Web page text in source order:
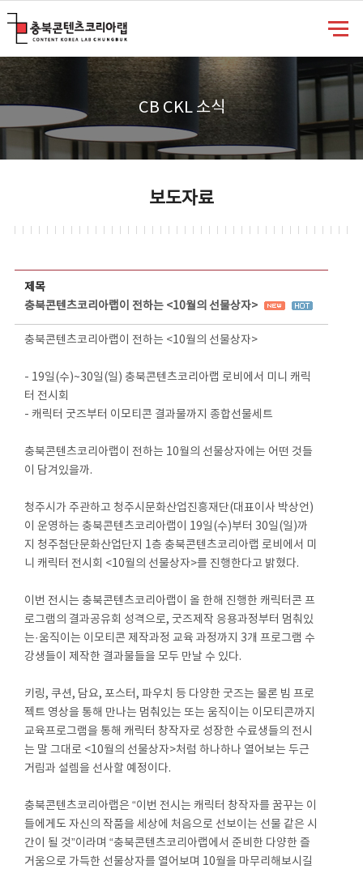
CB CKL 소식
보도자료
제목
충북콘텐츠코리아랩이 전하는 <10월의 선물상자>
충북콘텐츠코리아랩이 전하는 <10월의 선물상자>
- 19일(수)~30일(일) 충북콘텐츠코리아랩 로비에서 미니 캐릭
터 전시회
- 캐릭터 굿즈부터 이모티콘 결과물까지 종합선물세트
충북콘텐츠코리아랩이 전하는 10월의 선물상자에는 어떤 것들
이 담겨있을까.
청주시가 주관하고 청주시문화산업진흥재단(대표이사 박상언)
이 운영하는 충북콘텐츠코리아랩이 19일(수)부터 30일(일)까
지 청주첨단문화산업단지 1층 충북콘텐츠코리아랩 로비에서 미
니 캐릭터 전시회 <10월의 선물상자>를 진행한다고 밝혔다.
이번 전시는 충북콘텐츠코리아랩이 올 한해 진행한 캐릭터콘 프
로그램의 결과공유회 성격으로, 굿즈제작 응용과정부터 멈춰있
는·움직이는 이모티콘 제작과정 교육 과정까지 3개 프로그램 수
강생들이 제작한 결과물들을 모두 만날 수 있다.
키링, 쿠션, 담요, 포스터, 파우치 등 다양한 굿즈는 물론 빔 프로
젝트 영상을 통해 만나는 멈춰있는 또는 움직이는 이모티콘까지
교육프로그램을 통해 캐릭터 창작자로 성장한 수료생들의 전시
는 말 그대로 <10월의 선물상자>처럼 하나하나 열어보는 두근
거림과 설렘을 선사할 예정이다.
충북콘텐츠코리아랩은 “이번 전시는 캐릭터 창작자를 꿈꾸는 이
들에게도 자신의 작품을 세상에 처음으로 선보이는 선물 같은 시
간이 될 것”이라며 “충북콘텐츠코리아랩에서 준비한 다양한 즐
거움으로 가득한 선물상자를 열어보며 10월을 마무리해보시길